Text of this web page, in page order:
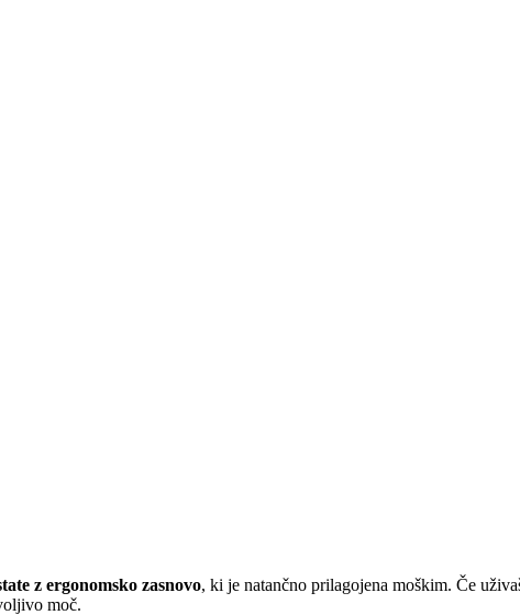
z ergonomsko zasnovo, ki je natančno prilagojena moškim. Če
moč.